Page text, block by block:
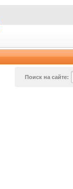
Поиск на сайте: